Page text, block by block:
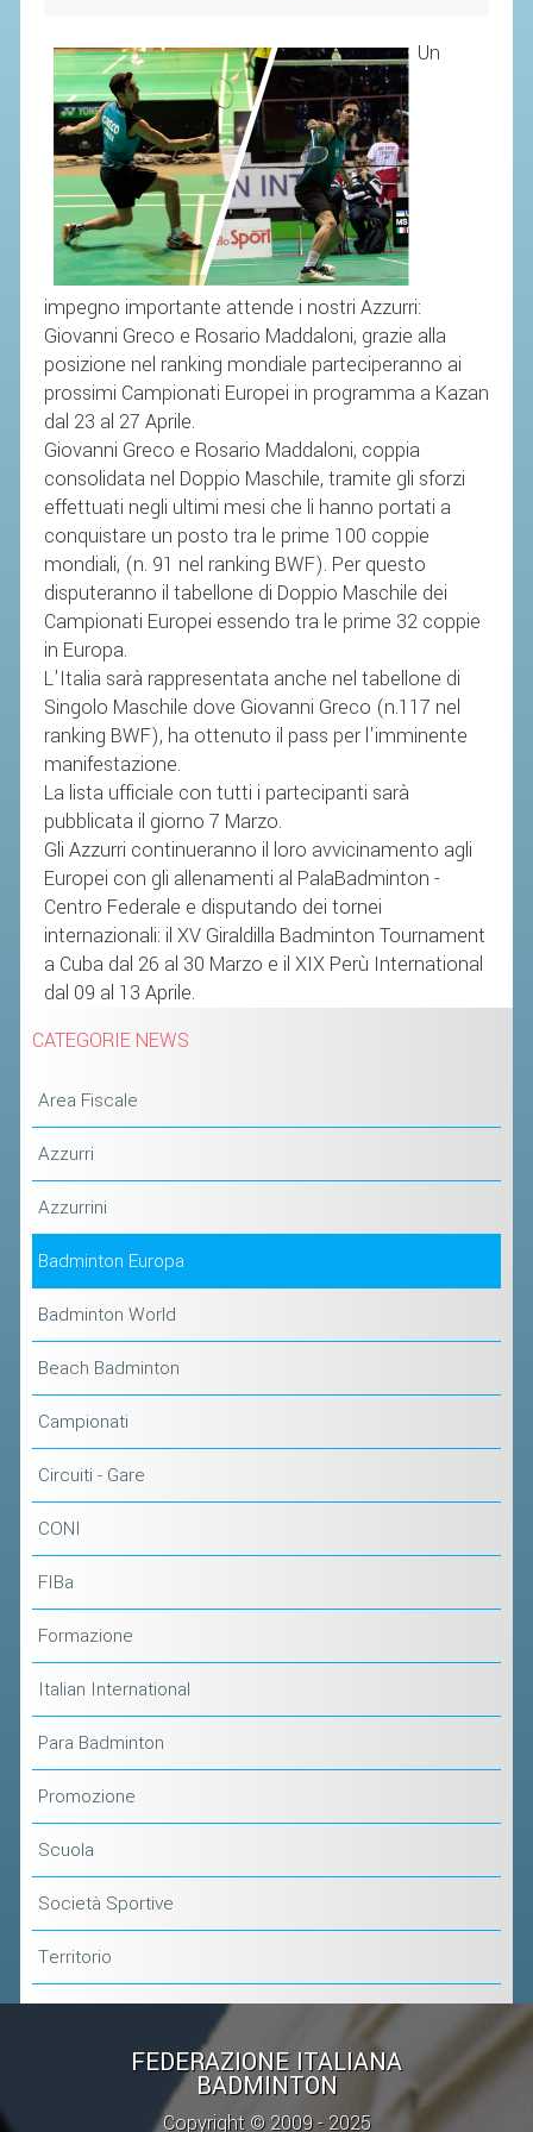
Un
impegno importante attende i nostri Azzurri:
Giovanni Greco e Rosario Maddaloni, grazie alla
posizione nel ranking mondiale parteciperanno ai
prossimi Campionati Europei in programma a Kazan
dal 23 al 27 Aprile.
Giovanni Greco e Rosario Maddaloni, coppia
consolidata nel Doppio Maschile, tramite gli sforzi
effettuati negli ultimi mesi che li hanno portati a
conquistare un posto tra le prime 100 coppie
mondiali, (n. 91 nel ranking BWF). Per questo
disputeranno il tabellone di Doppio Maschile dei
Campionati Europei essendo tra le prime 32 coppie
in Europa.
L'Italia sarà rappresentata anche nel tabellone di
Singolo Maschile dove Giovanni Greco (n.117 nel
ranking BWF), ha ottenuto il pass per l'imminente
manifestazione.
La lista ufficiale con tutti i partecipanti sarà
pubblicata il giorno 7 Marzo.
Gli Azzurri continueranno il loro avvicinamento agli
Europei con gli allenamenti al PalaBadminton -
Centro Federale e disputando dei tornei
internazionali: il XV Giraldilla Badminton Tournament
a Cuba dal 26 al 30 Marzo e il XIX Perù International
dal 09 al 13 Aprile.
CATEGORIE NEWS
Area Fiscale
Azzurri
Azzurrini
Badminton Europa
Badminton World
Beach Badminton
Campionati
Circuiti - Gare
CONI
FIBa
Formazione
Italian International
Para Badminton
Promozione
Scuola
Società Sportive
Territorio
FEDERAZIONE ITALIANA
BADMINTON
Copyright © 2009 - 2025
CONTATTI
AVVISI E BANDI
CIRCOLARI
RESPONSABILITÀ SOCIALE
SAFEGUARDING
RICHIESTA PATROCINIO
GIUSTIZIA FEDERALE
REGOLAMENTI
ORGANI DI GIUSTIZIA FEDERALE
MAGLIA AZZURRA
STAFF TECNICO
CTF – PALABADMINTON
ATLETI D'INTERESSE NAZIONALE
SCHEDE ATLETI
VOLA CON NOI
CENTRI TECNICI TERRITORIALI
COMMISSIONE ATLETI
TESSERAMENTO
AFFILIAZIONE E TESSERAMENTO
AFFILIARE UN ESD
GARE ED EVENTI
COMUNICATI
CLASSIFICHE NAZIONALI
UFFICIALI DI GARA
RICHIESTA TORNEI
L'ATTIVITÀ
REGOLAMENTI
GARE
STAFF TECNICO